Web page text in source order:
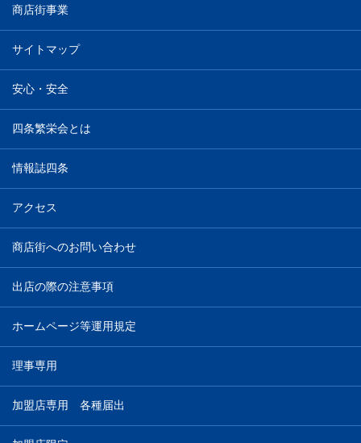
商店街事業
サイトマップ
安心・安全
四条繁栄会とは
情報誌四条
アクセス
商店街へのお問い合わせ
出店の際の注意事項
ホームページ等運用規定
理事専用
加盟店専用 各種届出